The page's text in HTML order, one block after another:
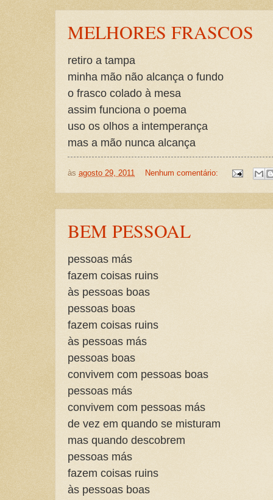
MELHORES FRASCOS
retiro a tampa
minha mão não alcança o fundo
o frasco colado à mesa
assim funciona o poema
uso os olhos a intemperança
mas a mão nunca alcança
às agosto 29, 2011 Nenhum comentário:
BEM PESSOAL
pessoas más
fazem coisas ruins
às pessoas boas
pessoas boas
fazem coisas ruins
às pessoas más
pessoas boas
convivem com pessoas boas
pessoas más
convivem com pessoas más
de vez em quando se misturam
mas quando descobrem
pessoas más
fazem coisas ruins
às pessoas boas